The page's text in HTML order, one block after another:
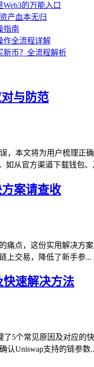
的万能入口
产血本无归
指南
作全流程详解
新币？全流程解析
与防范
，本文将为用户梳理
如从官方渠道下载钱包
案请查收
痛点，这份实用解决方
上交易，降低了新手参...
快速解决方法
5个常见原因及对应
认Uniswap支持的链参数